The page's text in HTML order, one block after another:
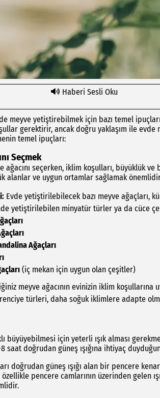
Haberi Sesli Oku
meyve yetiştirebilmek için bazı temel
gerektirir, ancak doğru yaklaşım ile
temel ipuçları:
Seçmek
seçerken, iklim koşulları, büyüklük ve
alanlar ve uygun ortamlar sağlamak
Evde yetiştirilebilecek bazı meyve ağaçları,
yetiştirilebilen minyatür türler ya da cüce
Ağaçları
(iç mekan için uygun olan çeşitler)
meyve ağacının evinizin iklim
türleri, daha soğuk iklimlere adapte
büyüyebilmesi için yeterli ışık alması
saat doğrudan güneş ışığına ihtiyaç
doğrudan güneş ışığı alan bir pencere
özellikle pencere camlarının üzerinden gelen